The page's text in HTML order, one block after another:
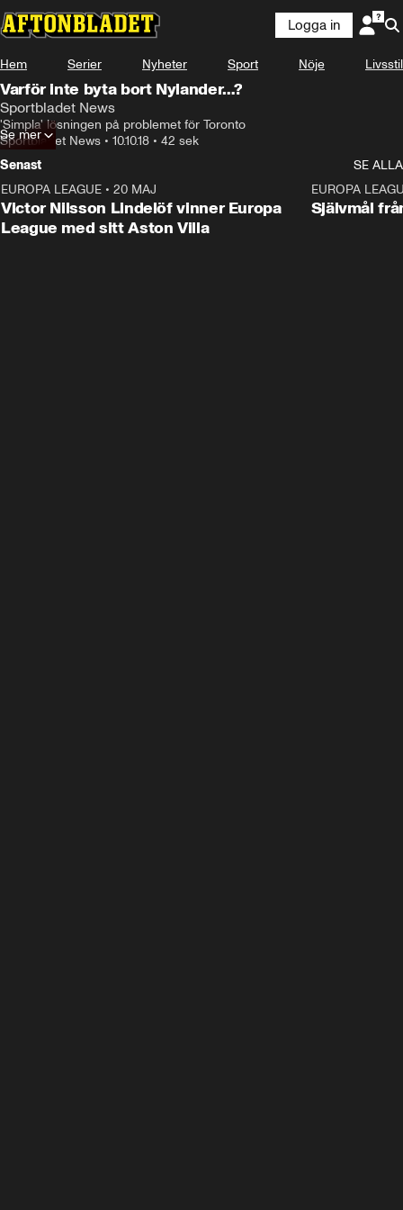
Logga in
Hem Serier Nyheter Sport Nöje Livsstil
Varför inte byta bort Nylander…?
Sportbladet News
'Simpla' lösningen på problemet för Toronto
Sportbladet News • 10.10.18 • 42 sek
Se mer
Senast
SE ALLA
EUROPA LEAGUE • 20 MAJ
Victor Nilsson Lindelöf vinner Europa
League med sitt Aston Villa
EUROPA
Självmål